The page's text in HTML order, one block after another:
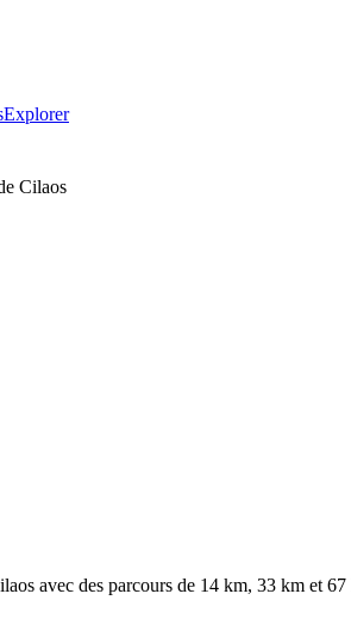
Explorer
Cilaos
avec des parcours de 14 km, 33 km et